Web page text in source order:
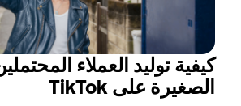
الصغيرة على TikTok